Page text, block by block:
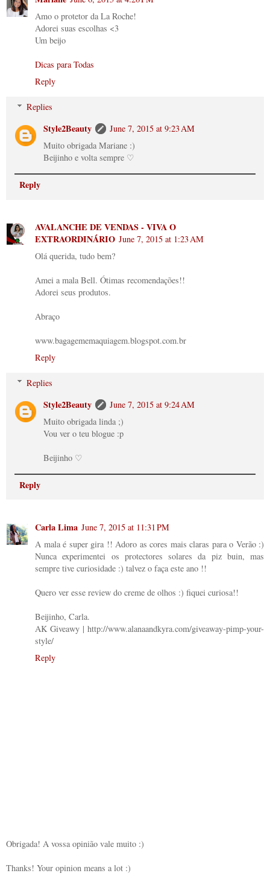
Amo o protetor da La Roche!
Adorei suas escolhas <3
Um beijo
Dicas para Todas
Reply
Replies
Style2Beauty
June 7, 2015 at 9:23 AM
Muito obrigada Mariane :)
Beijinho e volta sempre ♡
Reply
AVALANCHE DE VENDAS - VIVA O
EXTRAORDINÁRIO June 7, 2015 at 1:23 AM
Olá querida, tudo bem?
Amei a mala Bell. Ótimas recomendações!!
Adorei seus produtos.
Abraço
www.bagagememaquiagem.blogspot.com.br
Reply
Replies
Style2Beauty
June 7, 2015 at 9:24 AM
Muito obrigada linda ;)
Vou ver o teu blogue :p
Beijinho ♡
Reply
Carla Lima June 7, 2015 at 11:31 PM
A mala é super gira !! Adoro as cores mais claras para o Verão :)
Nunca experimentei os protectores solares da piz buin, mas
sempre tive curiosidade :) talvez o faça este ano !!
Quero ver esse review do creme de olhos :) fiquei curiosa!!
Beijinho, Carla.
AK Giveawy | http://www.alanaandkyra.com/giveaway-pimp-your-
style/
Reply
Obrigada! A vossa opinião vale muito :)
Thanks! Your opinion means a lot :)